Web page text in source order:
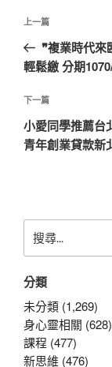
文
導
覽
上
一
篇
章
上一篇
❞複業時代來
輕鬆繳 分期
下
一
篇
下一篇
小愛同學推薦台
青年創業貸款新
尋
鍵
字:
分類
未分類 (1,269)
身心靈相關 (628)
課程 (477)
新思維 (476)